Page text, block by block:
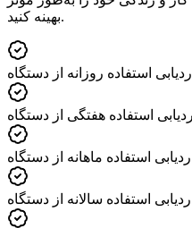
بهینه کنید.
ردیابی استفاده روزانه از دستگاه
ردیابی استفاده هفتگی از دستگاه
ردیابی استفاده ماهانه از دستگاه
ردیابی استفاده سالانه از دستگاه